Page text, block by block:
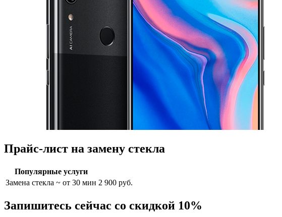
Прайс-лист на замену стекла
Популярные услуги
Замена стекла ~ от 30 мин 2 900 руб.
Запишитесь сейчас со скидкой 10%